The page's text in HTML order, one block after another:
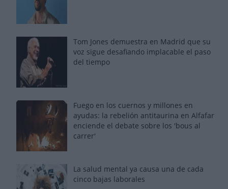
Tom Jones demuestra en Madrid que su
voz sigue desafiando implacable el paso
del tiempo
Fuego en los cuernos y millones en
ayudas: la rebelión antitaurina en Alfafar
enciende el debate sobre los 'bous al
carrer'
La salud mental ya causa una de cada
cinco bajas laborales